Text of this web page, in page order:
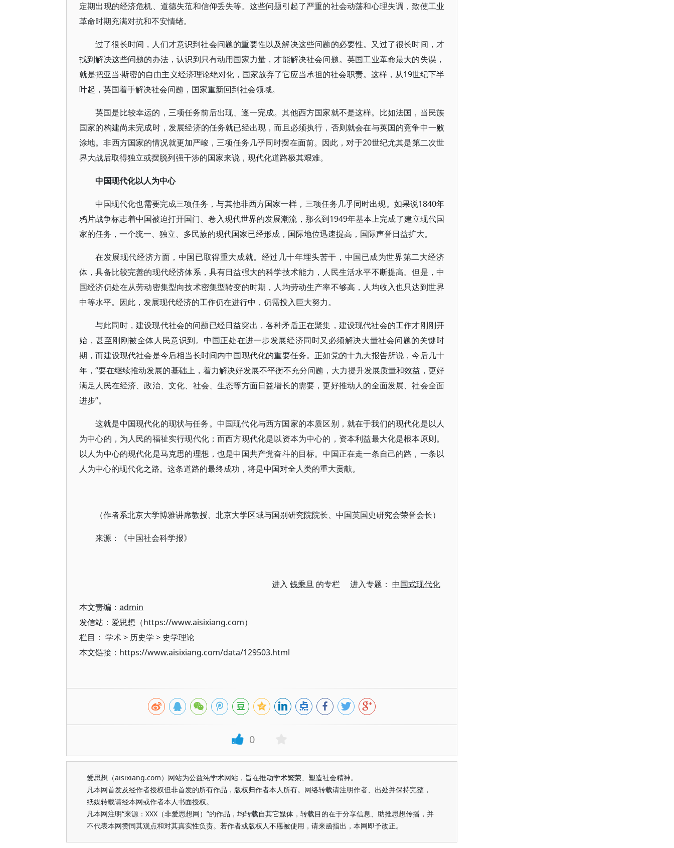
定期出现的经济危机、道德失范和信仰丢失等。这些问题引起了严重的社会动荡和心理失调，致使工业
革命时期充满对抗和不安情绪。
过了很长时间，人们才意识到社会问题的重要性以及解决这些问题的必要性。又过了很长时间，才
找到解决这些问题的办法，认识到只有动用国家力量，才能解决社会问题。英国工业革命最大的失误，
就是把亚当·斯密的自由主义经济理论绝对化，国家放弃了它应当承担的社会职责。这样，从19世纪下半
叶起，英国着手解决社会问题，国家重新回到社会领域。
英国是比较幸运的，三项任务前后出现、逐一完成。其他西方国家就不是这样。比如法国，当民族
国家的构建尚未完成时，发展经济的任务就已经出现，而且必须执行，否则就会在与英国的竞争中一败
涂地。非西方国家的情况就更加严峻，三项任务几乎同时摆在面前。因此，对于20世纪尤其是第二次世
界大战后取得独立或摆脱列强干涉的国家来说，现代化道路极其艰难。
中国现代化以人为中心
中国现代化也需要完成三项任务，与其他非西方国家一样，三项任务几乎同时出现。如果说1840年
鸦片战争标志着中国被迫打开国门、卷入现代世界的发展潮流，那么到1949年基本上完成了建立现代国
家的任务，一个统一、独立、多民族的现代国家已经形成，国际地位迅速提高，国际声誉日益扩大。
在发展现代经济方面，中国已取得重大成就。经过几十年埋头苦干，中国已成为世界第二大经济
体，具备比较完善的现代经济体系，具有日益强大的科学技术能力，人民生活水平不断提高。但是，中
国经济仍处在从劳动密集型向技术密集型转变的时期，人均劳动生产率不够高，人均收入也只达到世界
中等水平。因此，发展现代经济的工作仍在进行中，仍需投入巨大努力。
与此同时，建设现代社会的问题已经日益突出，各种矛盾正在聚集，建设现代社会的工作才刚刚开
始，甚至刚刚被全体人民意识到。中国正处在进一步发展经济同时又必须解决大量社会问题的关键时
期，而建设现代社会是今后相当长时间内中国现代化的重要任务。正如党的十九大报告所说，今后几十
年，“要在继续推动发展的基础上，着力解决好发展不平衡不充分问题，大力提升发展质量和效益，更好
满足人民在经济、政治、文化、社会、生态等方面日益增长的需要，更好推动人的全面发展、社会全面
进步”。
这就是中国现代化的现状与任务。中国现代化与西方国家的本质区别，就在于我们的现代化是以人
为中心的，为人民的福祉实行现代化；而西方现代化是以资本为中心的，资本利益最大化是根本原则。
以人为中心的现代化是马克思的理想，也是中国共产党奋斗的目标。中国正在走一条自己的路，一条以
人为中心的现代化之路。这条道路的最终成功，将是中国对全人类的重大贡献。
（作者系北京大学博雅讲席教授、北京大学区域与国别研究院院长、中国英国史研究会荣誉会长）
来源：《中国社会科学报》
进入 钱乘旦 的专栏 进入专题： 中国式现代化
本文责编： admin
发信站：爱思想（https://www.aisixiang.com）
栏目： 学术> 历史学 > 史学理论
本文链接：https://www.aisixiang.com/data/129503.html
0
爱思想（aisixiang.com）网站为公益纯学术网站，旨在推动学术繁荣、塑造社会精神。
凡本网首发及经作者授权但非首发的所有作品，版权归作者本人所有。网络转载请注明作者、出处并保持完整，
纸媒转载请经本网或作者本人书面授权。
凡本网注明“来源：XXX（非爱思想网）”的作品，均转载自其它媒体，转载目的在于分享信息、助推思想传播，并
不代表本网赞同其观点和对其真实性负责。若作者或版权人不愿被使用，请来函指出，本网即予改正。